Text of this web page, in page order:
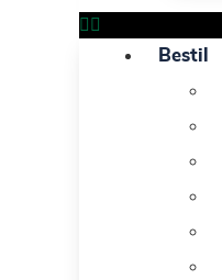
Bestil